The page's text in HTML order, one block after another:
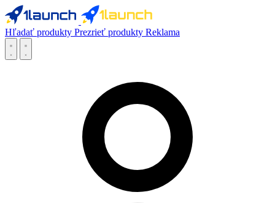
Hľadať produkty Prezrieť produkty Reklama